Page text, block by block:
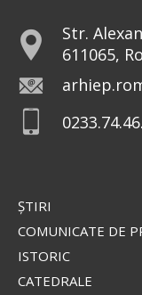
Preia
Str.
611065,
ŞTIRI
COMUNICATE DE
ISTORIC
CATEDRALE